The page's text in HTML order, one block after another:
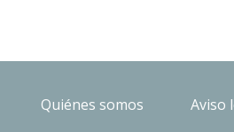
Quiénes somos Aviso